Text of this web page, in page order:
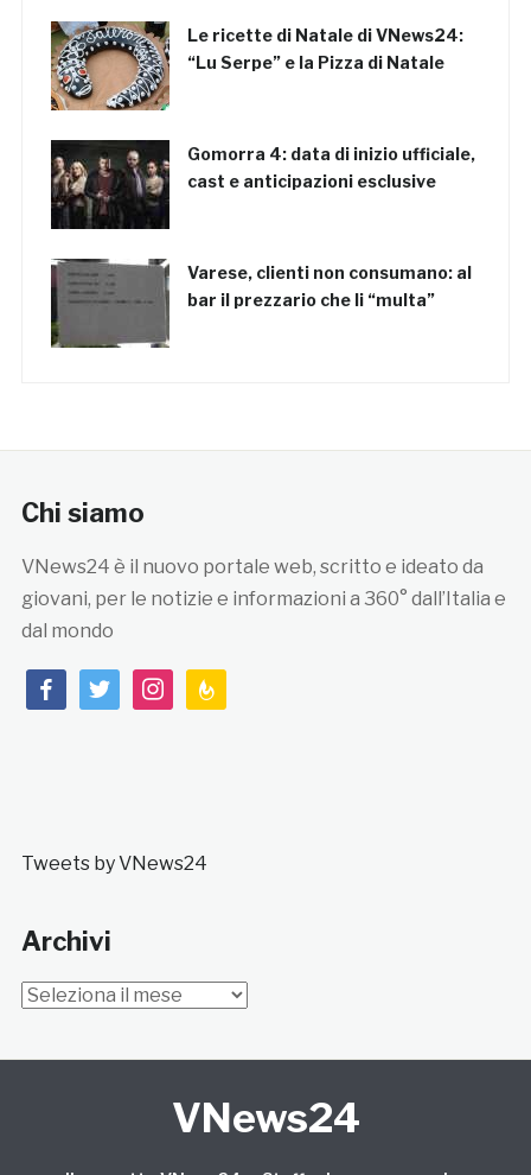
Le ricette di Natale di VNews24:
“Lu Serpe” e la Pizza di Natale
Gomorra 4: data di inizio ufficiale,
cast e anticipazioni esclusive
Varese, clienti non consumano: al
bar il prezzario che li “multa”
Chi siamo
VNews24 è il nuovo portale web, scritto e ideato da
giovani, per le notizie e informazioni a 360° dall’Italia e
dal mondo
facebooktwitterinstagramfeedburner
Tweets by VNews24
Archivi
Archivi
VNews24